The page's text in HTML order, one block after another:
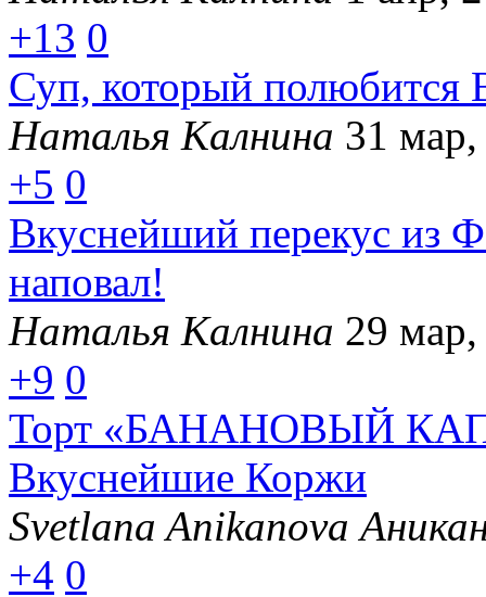
+13 0
Суп, который полюбится
Наталья Калнина 31
+5 0
Вкуснейший перекус из
наповал!
Наталья Калнина 29
+9 0
Торт «БАНАНОВЫЙ
Вкуснейшие Коржи
Svetlana Anikanova
+4 0